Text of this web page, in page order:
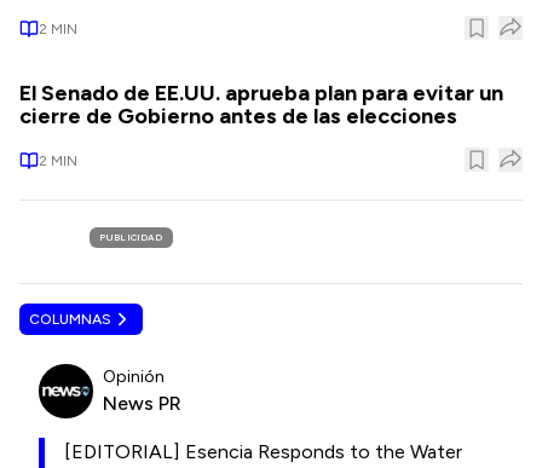
2 MIN
El Senado de EE.UU. aprueba plan para evitar un
cierre de Gobierno antes de las elecciones
2 MIN
PUBLICIDAD
COLUMNAS
Opinión
News PR
[EDITORIAL] Esencia Responds to the Water